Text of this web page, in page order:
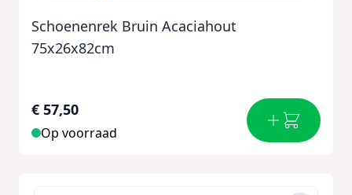
Schoenenrek Bruin Acaciahout
75x26x82cm
€ 57,50
Op voorraad